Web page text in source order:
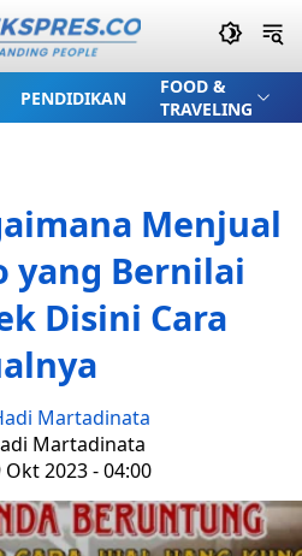
PENDIDIKAN
FOOD &
TRAVELING
Menjual
yang Bernilai
Disini Cara
Martadinata
Martadinata
Okt 2023 - 04:00